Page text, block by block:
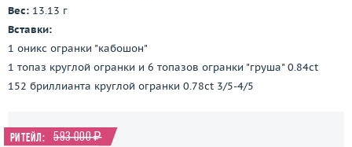
Вес: 13.13 г
Вставки:
1 оникс огранки "кабошон"
1 топаз круглой огранки и 6 топазов огранки "груша" 0.84ct
152 бриллианта круглой огранки 0.78ct 3/5-4/5
Ритейл: 593 000 ₽